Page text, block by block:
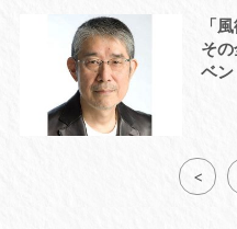
「
そ
ベン
<